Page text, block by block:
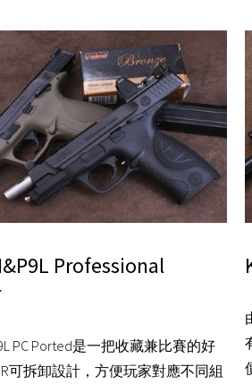
Professional
PC Ported是一把收藏兼比賽的好
可拆卸設計，方便玩家對應不同組